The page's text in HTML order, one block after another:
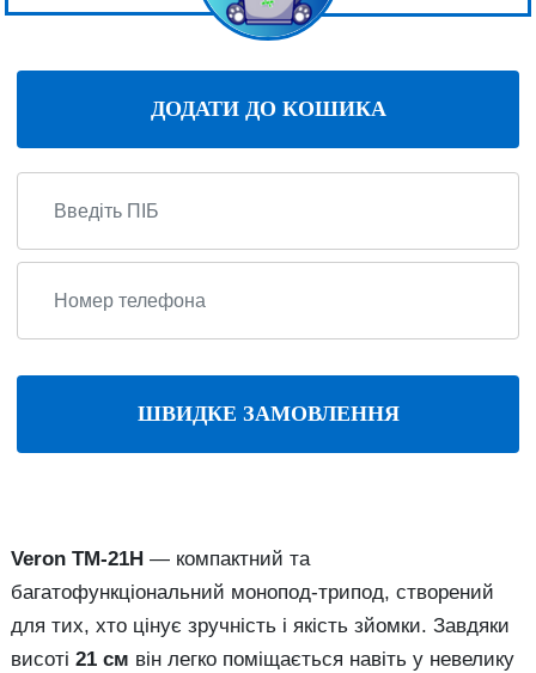
ДОДАТИ ДО КОШИКА
ШВИДКЕ ЗАМОВЛЕННЯ
Veron TM-21H — компактний та
багатофункціональний монопод-трипод, створений
для тих, хто цінує зручність і якість зйомки. Завдяки
висоті 21 см він легко поміщається навіть у невелику